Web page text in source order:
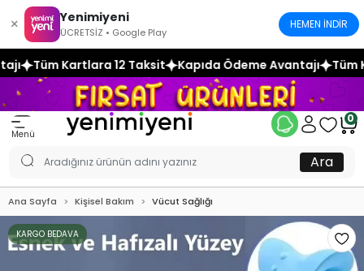
× Yenimiyeni
ÜCRETSİZ • Google Play
HEMEN İNDİR
Taksit Kapıda Ödeme Avantajı Tüm Kartlara 12 Taksit
Menü
0
Ara
Ana Sayfa Kişisel Bakım Vücut Sağlığı
KARGO BEDAVA